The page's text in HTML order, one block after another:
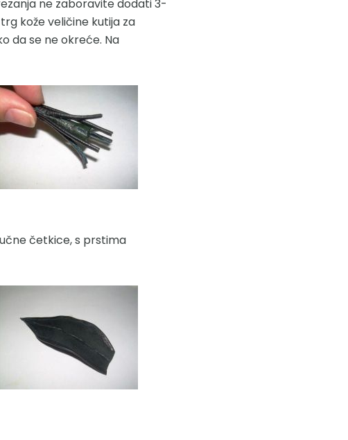
ne zaboravite dodati 3-
kože veličine kutija za
da se ne okreće. Na
četkice, s prstima